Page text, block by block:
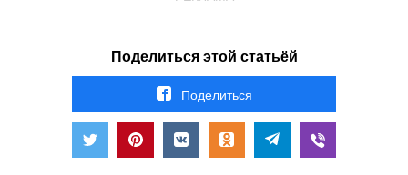
Поделиться этой статьёй
Поделиться